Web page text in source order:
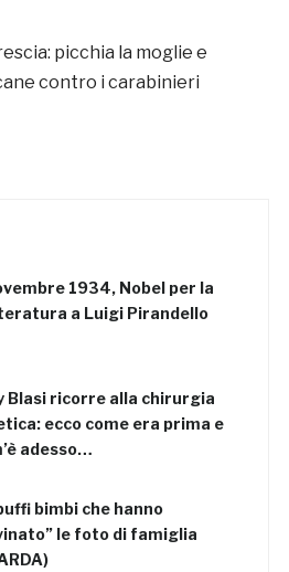
picchia la moglie e
contro i carabinieri
1934, Nobel per la
a Luigi Pirandello
Blasi ricorre alla chirurgia
ecco come era prima e
adesso…
bimbi che hanno
le foto di famiglia